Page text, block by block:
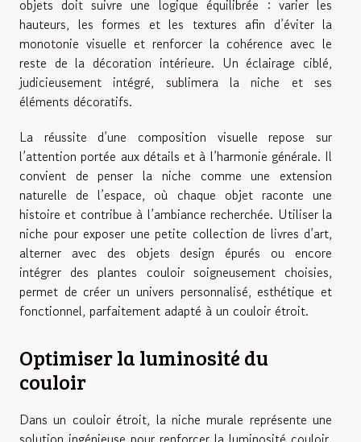
objets doit suivre une logique équilibrée : varier les
hauteurs, les formes et les textures afin d’éviter la
monotonie visuelle et renforcer la cohérence avec le
reste de la décoration intérieure. Un éclairage ciblé,
judicieusement intégré, sublimera la niche et ses
éléments décoratifs.
La réussite d’une composition visuelle repose sur
l’attention portée aux détails et à l’harmonie générale. Il
convient de penser la niche comme une extension
naturelle de l’espace, où chaque objet raconte une
histoire et contribue à l’ambiance recherchée. Utiliser la
niche pour exposer une petite collection de livres d’art,
alterner avec des objets design épurés ou encore
intégrer des plantes couloir soigneusement choisies,
permet de créer un univers personnalisé, esthétique et
fonctionnel, parfaitement adapté à un couloir étroit.
Optimiser la luminosité du
couloir
Dans un couloir étroit, la niche murale représente une